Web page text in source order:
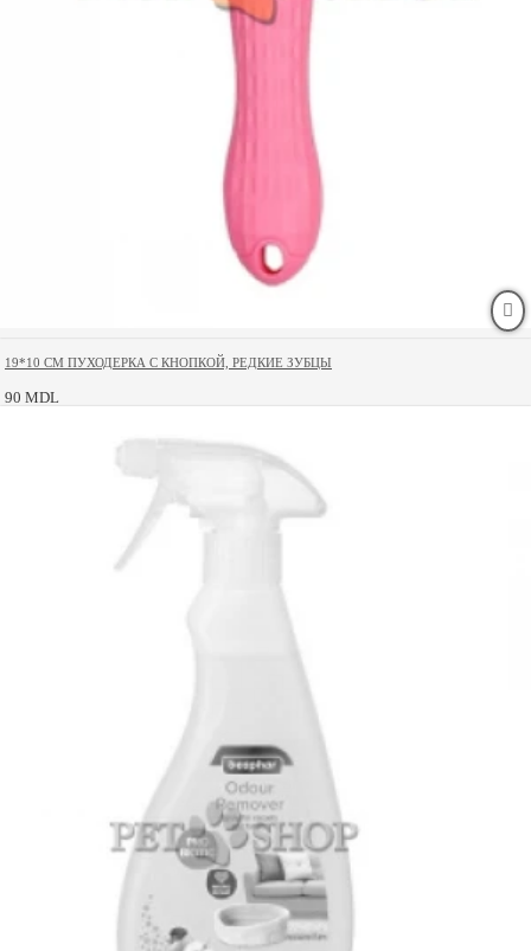
19*10 CM ПУХОДЕРКА С КНОПКОЙ, РЕДКИЕ ЗУБЦЫ
90 MDL